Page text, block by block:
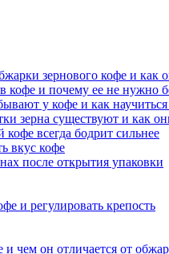
зернового кофе и как
кофе и почему ее не нужно
у кофе и как научиться
зерна существуют и как
всегда бодрит сильнее
вкус кофе
после открытия упаковки
и регулировать крепость
и чем он отличается от